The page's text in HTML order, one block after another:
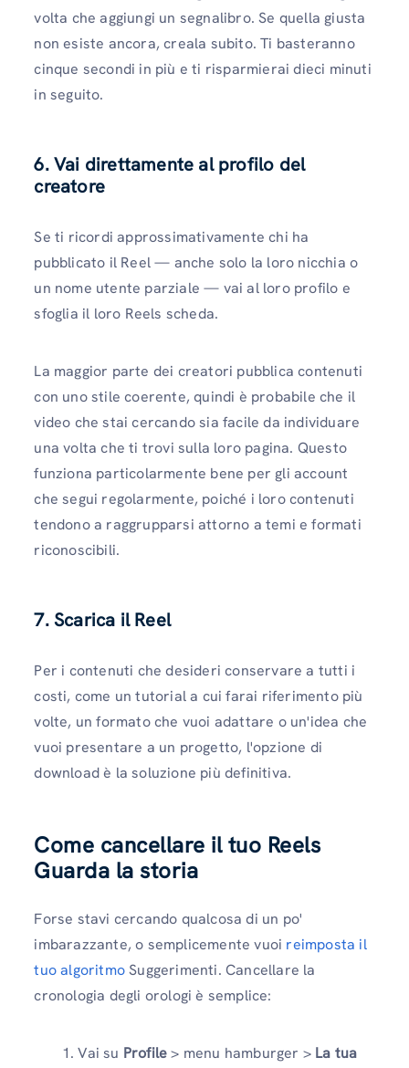
volta che aggiungi un segnalibro. Se quella giusta
non esiste ancora, creala subito. Ti basteranno
cinque secondi in più e ti risparmierai dieci minuti
in seguito.
6. Vai direttamente al profilo del
creatore
Se ti ricordi approssimativamente chi ha
pubblicato il Reel — anche solo la loro nicchia o
un nome utente parziale — vai al loro profilo e
sfoglia il loro Reels scheda.
La maggior parte dei creatori pubblica contenuti
con uno stile coerente, quindi è probabile che il
video che stai cercando sia facile da individuare
una volta che ti trovi sulla loro pagina. Questo
funziona particolarmente bene per gli account
che segui regolarmente, poiché i loro contenuti
tendono a raggrupparsi attorno a temi e formati
riconoscibili.
7. Scarica il Reel
Per i contenuti che desideri conservare a tutti i
costi, come un tutorial a cui farai riferimento più
volte, un formato che vuoi adattare o un'idea che
vuoi presentare a un progetto, l'opzione di
download è la soluzione più definitiva.
Come cancellare il tuo Reels
Guarda la storia
Forse stavi cercando qualcosa di un po'
imbarazzante, o semplicemente vuoi reimposta il
tuo algoritmoSuggerimenti. Cancellare la
cronologia degli orologi è semplice:
Vai su Profile> menu hamburger > La tua